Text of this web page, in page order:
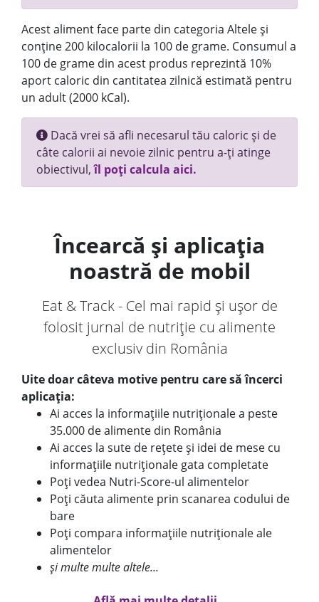
Acest aliment face parte din categoria Altele și
conține 200 kilocalorii la 100 de grame. Consumul a
100 de grame din acest produs reprezintă 10%
aport caloric din cantitatea zilnică estimată pentru
un adult (2000 kCal).
Dacă vrei să afli necesarul tău caloric și de
câte calorii ai nevoie zilnic pentru a-ți atinge
obiectivul,îl poți calcula aici.
Încearcă și aplicația
noastră de mobil
Eat & Track - Cel mai rapid și ușor de
folosit jurnal de nutriție cu alimente
exclusiv din România
Uite doar câteva motive pentru care să încerci
aplicația:
Ai acces la informațiile nutriționale a peste
35.000 de alimente din România
Ai acces la sute de rețete și idei de mese cu
informațiile nutriționale gata completate
Poți vedea Nutri-Score-ul alimentelor
Poți căuta alimente prin scanarea codului de
bare
Poți compara informațiile nutriționale ale
alimentelor
și multe multe altele...